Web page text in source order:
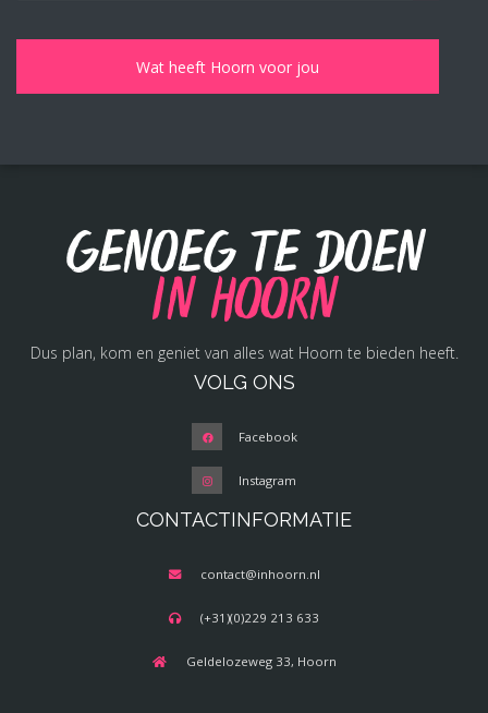
Genoeg te doen
in Hoorn
Dus plan, kom en geniet van alles wat Hoorn te bieden heeft.
VOLG ONS
Facebook
Instagram
CONTACTINFORMATIE
contact@inhoorn.nl
(+31)(0)229 213 633
Geldelozeweg 33, Hoorn